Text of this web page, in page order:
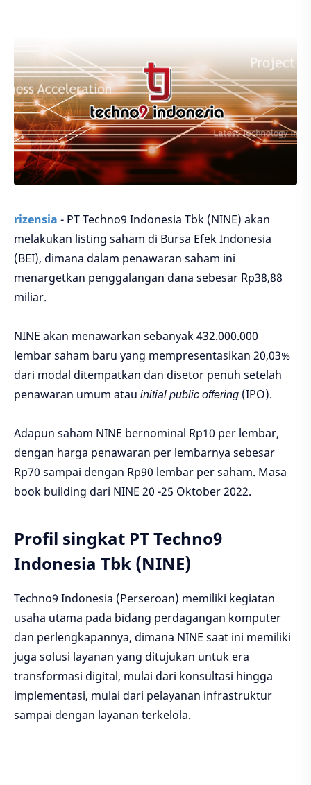
rizensia - PT Techno9 Indonesia Tbk (NINE) akan
melakukan listing saham di Bursa Efek Indonesia
(BEI), dimana dalam penawaran saham ini
menargetkan penggalangan dana sebesar Rp38,88
miliar.
NINE akan menawarkan sebanyak 432.000.000
lembar saham baru yang mempresentasikan 20,03%
dari modal ditempatkan dan disetor penuh setelah
penawaran umum atau initial public offering (IPO).
Adapun saham NINE bernominal Rp10 per lembar,
dengan harga penawaran per lembarnya sebesar
Rp70 sampai dengan Rp90 lembar per saham. Masa
book building dari NINE 20 -25 Oktober 2022.
Profil singkat PT Techno9
Indonesia Tbk (NINE)
Techno9 Indonesia (Perseroan) memiliki kegiatan
usaha utama pada bidang perdagangan komputer
dan perlengkapannya, dimana NINE saat ini memiliki
juga solusi layanan yang ditujukan untuk era
transformasi digital, mulai dari konsultasi hingga
implementasi, mulai dari pelayanan infrastruktur
sampai dengan layanan terkelola.